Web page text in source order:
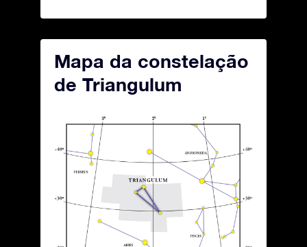
Mapa da constelação
de Triangulum